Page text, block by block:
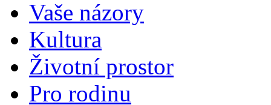
Vaše názory
Kultura
Životní prostor
Pro rodinu